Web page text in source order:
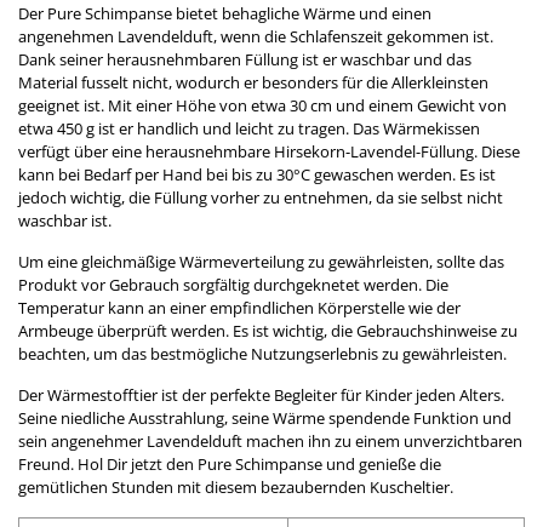
Der Pure Schimpanse bietet behagliche Wärme und einen
angenehmen Lavendelduft, wenn die Schlafenszeit gekommen ist.
Dank seiner herausnehmbaren Füllung ist er waschbar und das
Material fusselt nicht, wodurch er besonders für die Allerkleinsten
geeignet ist. Mit einer Höhe von etwa 30 cm und einem Gewicht von
etwa 450 g ist er handlich und leicht zu tragen. Das Wärmekissen
verfügt über eine herausnehmbare Hirsekorn-Lavendel-Füllung. Diese
kann bei Bedarf per Hand bei bis zu 30°C gewaschen werden. Es ist
jedoch wichtig, die Füllung vorher zu entnehmen, da sie selbst nicht
waschbar ist.
Um eine gleichmäßige Wärmeverteilung zu gewährleisten, sollte das
Produkt vor Gebrauch sorgfältig durchgeknetet werden. Die
Temperatur kann an einer empfindlichen Körperstelle wie der
Armbeuge überprüft werden. Es ist wichtig, die Gebrauchshinweise zu
beachten, um das bestmögliche Nutzungserlebnis zu gewährleisten.
Der Wärmestofftier ist der perfekte Begleiter für Kinder jeden Alters.
Seine niedliche Ausstrahlung, seine Wärme spendende Funktion und
sein angenehmer Lavendelduft machen ihn zu einem unverzichtbaren
Freund. Hol Dir jetzt den Pure Schimpanse und genieße die
gemütlichen Stunden mit diesem bezaubernden Kuscheltier.